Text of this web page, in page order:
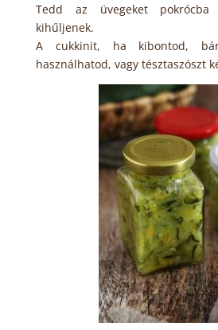
Tedd az üvegeket
kihűljenek.
A cukkinit, ha kibontod,
használhatod, vagy tésztaszószt